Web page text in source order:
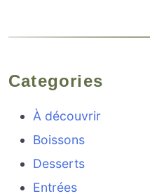
Categories
À découvrir
Boissons
Desserts
Entrées